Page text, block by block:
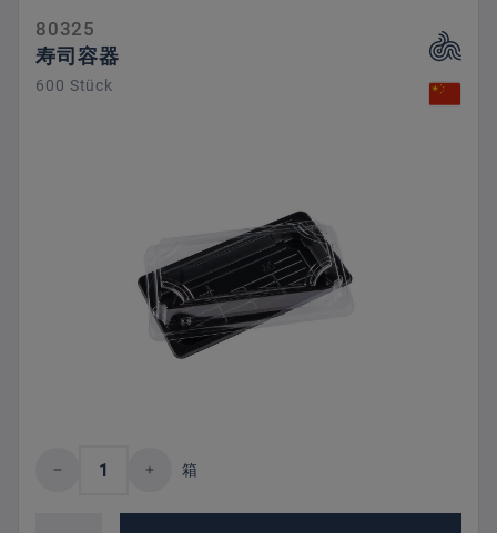
80325
寿司容器
600 Stück
Product Quantity: Enter the desired
箱